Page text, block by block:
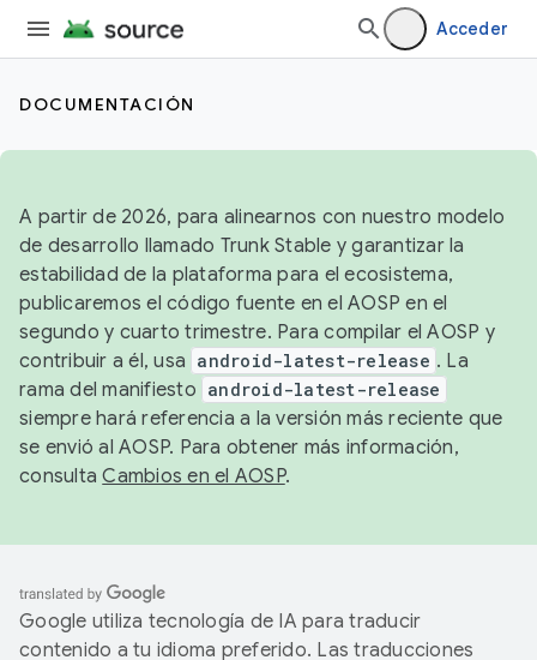
Acceder
DOCUMENTACIÓN
A partir de 2026, para alinearnos con nuestro modelo
de desarrollo llamado Trunk Stable y garantizar la
estabilidad de la plataforma para el ecosistema,
publicaremos el código fuente en el AOSP en el
segundo y cuarto trimestre. Para compilar el AOSP y
contribuir a él, usa android-latest-release . La
rama del manifiesto android-latest-release
siempre hará referencia a la versión más reciente que
se envió al AOSP. Para obtener más información,
consultaCambios en el AOSP.
Google utiliza tecnología de IA para traducir
contenido a tu idioma preferido. Las traducciones